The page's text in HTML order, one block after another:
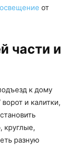
от
части и
к дому
и калитки,
круглые,
разную